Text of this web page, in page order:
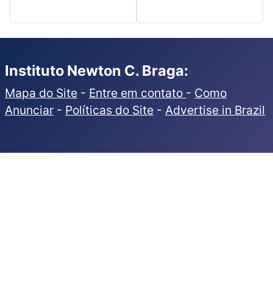
Instituto Newton C. Braga:
Mapa do Site - Entre em contato - Como
Anunciar - Políticas do Site - Advertise in Brazil